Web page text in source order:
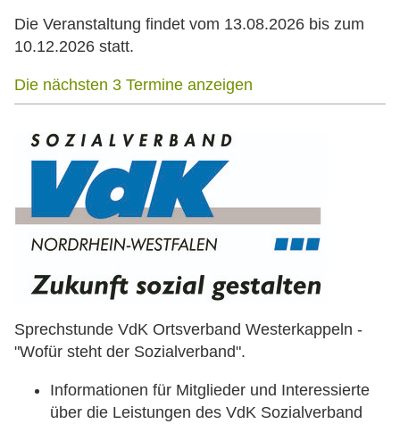
Die Veranstaltung findet vom 13.08.2026 bis zum
10.12.2026 statt.
Die nächsten 3 Termine anzeigen
Sprechstunde VdK Ortsverband Westerkappeln -
"Wofür steht der Sozialverband".
Informationen für Mitglieder und Interessierte
über die Leistungen des VdK Sozialverband